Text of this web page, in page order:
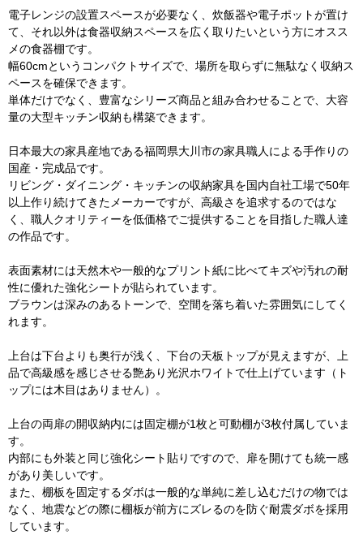
電子レンジの設置スペースが必要なく、炊飯器や電子ポットが置け
て、それ以外は食器収納スペースを広く取りたいという方にオスス
メの食器棚です。
幅60cmというコンパクトサイズで、場所を取らずに無駄なく収納ス
ペースを確保できます。
単体だけでなく、豊富なシリーズ商品と組み合わせることで、大容
量の大型キッチン収納も構築できます。
日本最大の家具産地である福岡県大川市の家具職人による手作りの
国産・完成品です。
リビング・ダイニング・キッチンの収納家具を国内自社工場で50年
以上作り続けてきたメーカーですが、高級さを追求するのではな
く、職人クオリティーを低価格でご提供することを目指した職人達
の作品です。
表面素材には天然木や一般的なプリント紙に比べてキズや汚れの耐
性に優れた強化シートが貼られています。
ブラウンは深みのあるトーンで、空間を落ち着いた雰囲気にしてく
れます。
上台は下台よりも奥行が浅く、下台の天板トップが見えますが、上
品で高級感を感じさせる艶あり光沢ホワイトで仕上げています（ト
ップには木目はありません）。
上台の両扉の開収納内には固定棚が1枚と可動棚が3枚付属していま
す。
内部にも外装と同じ強化シート貼りですので、扉を開けても統一感
があり美しいです。
また、棚板を固定するダボは一般的な単純に差し込むだけの物では
なく、地震などの際に棚板が前方にズレるのを防ぐ耐震ダボを採用
しています。